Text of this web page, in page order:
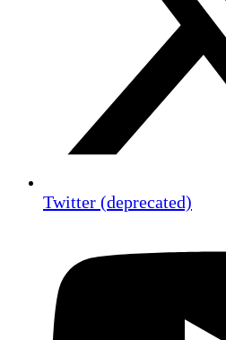
Twitter (deprecated)